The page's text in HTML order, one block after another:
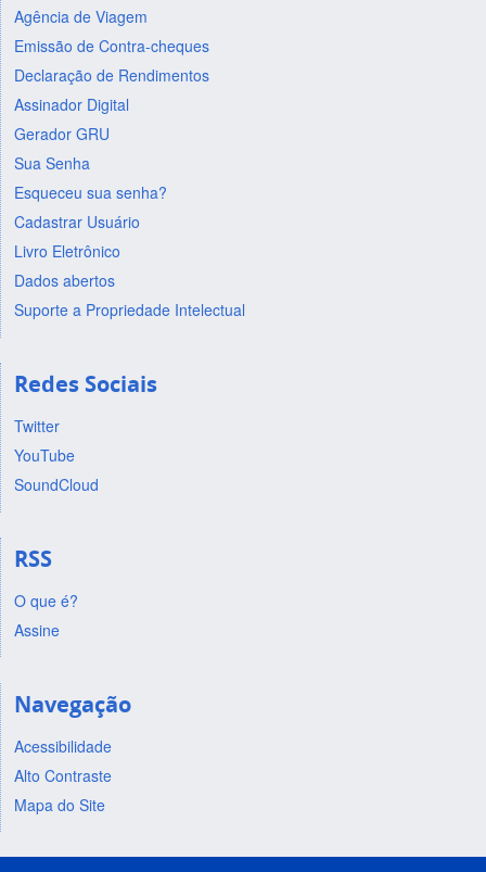
Agência de Viagem
Emissão de Contra-cheques
Declaração de Rendimentos
Assinador Digital
Gerador GRU
Sua Senha
Esqueceu sua senha?
Cadastrar Usuário
Livro Eletrônico
Dados abertos
Suporte a Propriedade Intelectual
Redes Sociais
Twitter
YouTube
SoundCloud
RSS
O que é?
Assine
Navegação
Acessibilidade
Alto Contraste
Mapa do Site